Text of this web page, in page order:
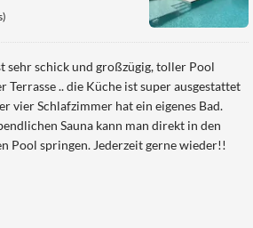
sehr schick und großzügig, toller Pool
Terrasse .. die Küche ist super ausgestattet
vier Schlafzimmer hat ein eigenes Bad.
Sauna kann man direkt in den
beleuchteten Pool springen. Jederzeit gerne wieder!!